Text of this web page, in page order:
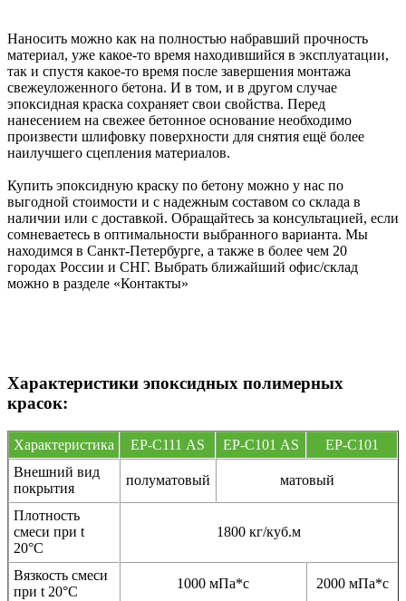
Наносить можно как на полностью набравший прочность
материал, уже какое-то время находившийся в эксплуатации,
так и спустя какое-то время после завершения монтажа
свежеуложенного бетона. И в том, и в другом случае
эпоксидная краска сохраняет свои свойства. Перед
нанесением на свежее бетонное основание необходимо
произвести шлифовку поверхности для снятия ещё более
наилучшего сцепления материалов.
Купить эпоксидную краску по бетону можно у нас по
выгодной стоимости и с надежным составом со склада в
наличии или с доставкой. Обращайтесь за консультацией, если
сомневаетесь в оптимальности выбранного варианта. Мы
находимся в Санкт-Петербурге, а также в более чем 20
городах России и СНГ. Выбрать ближайший офис/склад
можно в разделе «Контакты»
Характеристики эпоксидных полимерных
красок:
Характеристика EP-С111 AS EP-С101 AS
EP-C101
Внешний вид
покрытия
полуматовый матовый
Плотность
смеси при t
20°C
1800 кг/куб.м
Вязкость смеси
при t 20°С
1000 мПа*с 2000 мПа*с